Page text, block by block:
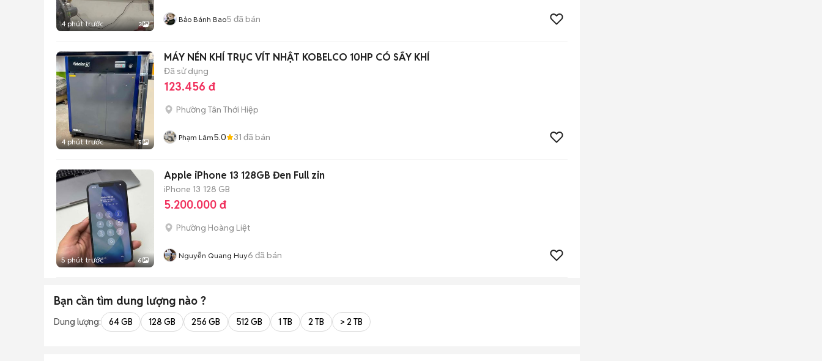
4 phút trước 3 Bảo Bánh Bao5 đã bán
4 phút trước 5
MÁY NÉN KHÍ TRỤC VÍT NHẬT KOBELCO 10HP CÓ SẤY KHÍ
Đã sử dụng
123.456 đ
Phường Tân Thới Hiệp
Phạm Lâm5.0 31 đã bán
5 phút trước 6
Apple iPhone 13 128GB Đen Full zin
iPhone 13 128 GB
5.200.000 đ
Phường Hoàng Liệt
Nguyễn Quang Huy6 đã bán
Bạn cần tìm dung lượng nào ?
Dung lượng: 64 GB 128 GB 256 GB 512 GB 1 TB 2 TB > 2 TB